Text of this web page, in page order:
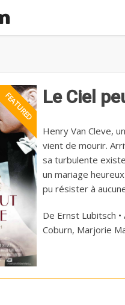
Le Ciel
Henry Van Cleve,
vient de mourir.
sa turbulente
un mariage
pu résister à
De Ernst Lubitsch
Coburn, Marjorie